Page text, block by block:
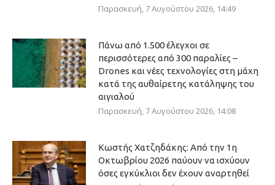
Παρασκευή, 7 Αυγούστου 2026, 14:49
Πάνω από 1.500 έλεγχοι σε
περισσότερες από 300 παραλίες –
Drones και νέες τεχνολογίες στη μάχη
κατά της αυθαίρετης κατάληψης του
αιγιαλού
Παρασκευή, 7 Αυγούστου 2026, 14:08
Κωστής Χατζηδάκης: Από την 1η
Οκτωβρίου 2026 παύουν να ισχύουν
όσες εγκύκλιοι δεν έχουν αναρτηθεί